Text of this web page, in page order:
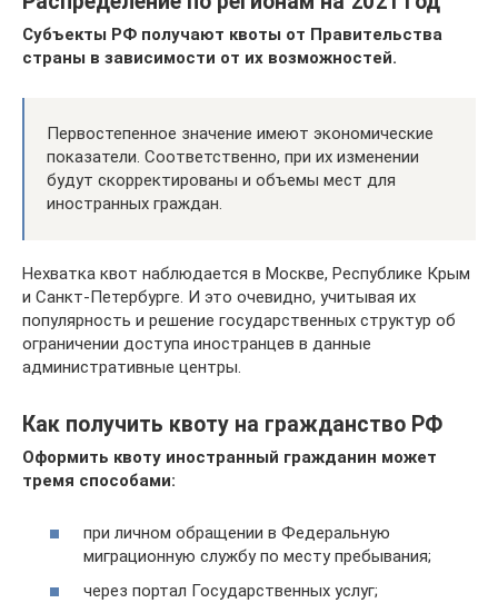
Субъекты РФ получают квоты от Правительства
страны в зависимости от их возможностей.
Первостепенное значение имеют экономические
показатели. Соответственно, при их изменении
будут скорректированы и объемы мест для
иностранных граждан.
Нехватка квот наблюдается в Москве, Республике Крым
и Санкт-Петербурге. И это очевидно, учитывая их
популярность и решение государственных структур об
ограничении доступа иностранцев в данные
административные центры.
Как получить квоту на гражданство РФ
Оформить квоту иностранный гражданин может
тремя способами:
при личном обращении в Федеральную
миграционную службу по месту пребывания;
через портал Государственных услуг;